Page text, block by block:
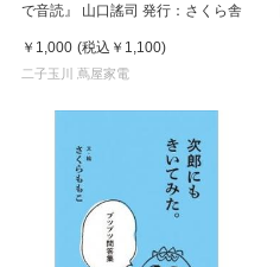
で音読』 山口謠司 発行：さくら舎
￥1,000 (税込 ￥1,100)
二子玉川 蔦屋家電